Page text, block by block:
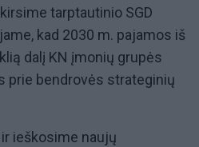
tarptautinio SGD
kad 2030 m. pajamos iš
dalį KN įmonių grupės
prie bendrovės strateginių
ieškosime naujų